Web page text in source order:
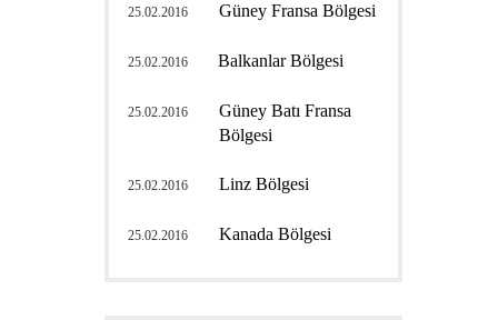
25.02.2016 Güney Fransa Bölgesi
25.02.2016 Balkanlar Bölgesi
25.02.2016
Güney Batı Fransa
Bölgesi
25.02.2016 Linz Bölgesi
25.02.2016 Kanada Bölgesi